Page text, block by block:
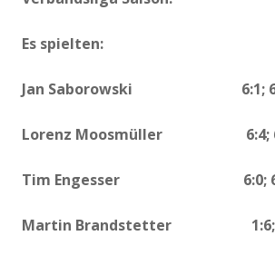
Es spielten:
Jan Saborowski 6:1;
Lorenz Moosmüller 6:4;
Tim Engesser 6:0;
Martin Brandstetter 1:6;